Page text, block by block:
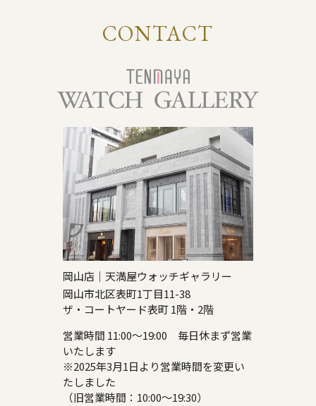
CONTACT
岡山店｜天満屋ウォッチギャラリー
岡山市北区表町1丁目11-38
ザ・コートヤード表町 1階・2階
営業時間 11:00～19:00 毎日休まず営業
いたします
※2025年3月1日より営業時間を変更い
たしました
（旧営業時間：10:00～19:30）